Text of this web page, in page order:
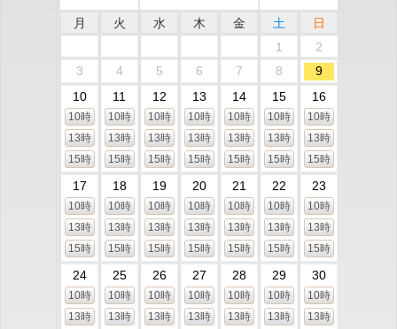
月 火 水 木 金 土
日
1
2
3
4 5 6 7 8
9
10
10時
13時
15時
11
10時
13時
15時
12
10時
13時
15時
13
10時
13時
15時
14
10時
13時
15時
15
10時
13時
15時
16
10時
13時
15時
17
10時
13時
15時
18
10時
13時
15時
19
10時
13時
15時
20
10時
13時
15時
21
10時
13時
15時
22
10時
13時
15時
23
10時
13時
15時
24
10時
13時
25
10時
13時
26
10時
13時
27
10時
13時
28
10時
13時
29
10時
13時
30
10時
13時